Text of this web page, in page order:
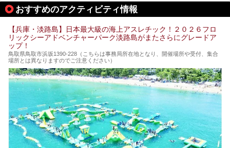
おすすめのアクティビティ情報
【兵庫・淡路島】日本最大級の海上アスレチック！２０２６フロ
リックシーアドベンチャーパーク淡路島がまたさらにグレードア
ップ！
鳥取県鳥取市浜坂1390‐228（こちらは事務局所在地となり、開催場所や受付、集合
場所とは異なりますのでご注意ください）